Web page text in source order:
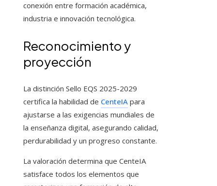
conexión entre formación académica,
industria e innovación tecnológica.
Reconocimiento y
proyección
La distinción Sello EQS 2025-2029
certifica la habilidad de CenteIA para
ajustarse a las exigencias mundiales de
la enseñanza digital, asegurando calidad,
perdurabilidad y un progreso constante.
La valoración determina que CenteIA
satisface todos los elementos que